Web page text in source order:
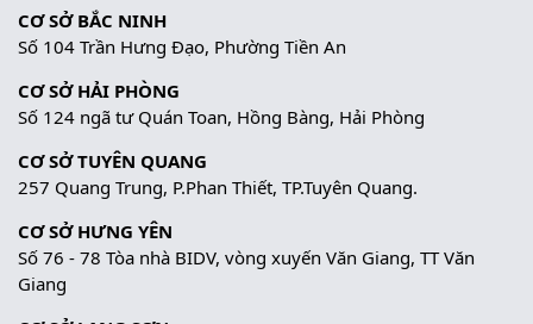
CƠ SỞ BẮC NINH
Số 104 Trần Hưng Đạo, Phường Tiền An
CƠ SỞ HẢI PHÒNG
Số 124 ngã tư Quán Toan, Hồng Bàng, Hải Phòng
CƠ SỞ TUYÊN QUANG
257 Quang Trung, P.Phan Thiết, TP.Tuyên Quang.
CƠ SỞ HƯNG YÊN
Số 76 - 78 Tòa nhà BIDV, vòng xuyến Văn Giang, TT Văn
Giang